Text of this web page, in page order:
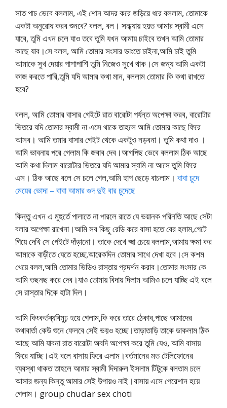
সাত পাচ ভেবে বললাম, এই শোন আদর করে জড়িয়ে ধরে বললাম, তোমাকে
একটা অনুরোধ করব শুনবে? বলল, বল। সন্ধ্যায় হয়ত আমার স্বামী এসে
যাবে, তুমি এখন চলে যাও তবে তুমি যখন আমায় চাইবে তখন আমি তোমার
কাছে যাব।সে বলল, আমি তোমার সংসার ভাংতে চাইনা,আমি চাই তুমি
আমাকে সুখ দেয়ার পাশাপাশি তুমি নিজেও সুখে থাক।সে জন্য আমি একটা
কাজ করতে পারি,তুমি যদি আমার কথা মান, বললাম তোমার কি কথা রাখতে
হবে?
বলল, আমি তোমার বাসার গেইটে রাত বারোটা পর্যন্ত অপেক্ষা করব, বারোটার
ভিতরে যদি তোমার স্বামী না এসে থাকে তাহলে আমি তোমার কাছে ফিরে
আসব। আমি তমার বাসার গেইট থেকে একটুও নড়বনা। তুমি কথা দাও ।
আমি ভাবনায় পরে গেলাম কি জবাব দেব।আগপিছ ভেবে বললাম ঠিক আছে
আমি কথা দিলাম বারোটার ভিতরে যদি আমার স্বামি না আসে তুমি ফিরে
এস। ঠিক আছে বলে সে চলে গেল,আমি হাপ ছেড়ে বাচলাম। বাবা চুদে
মেয়ের ভোদা – বাবা আমার গুদ দুই বার চুদেছে
কিন্তু এখন এ মুহুর্তে পালাতে না পারলে রাতে যে ভয়ানক পরিনতি আছে সেটা
বলার অপেক্ষা রাখেনা।আমি সব কিছু রেডি করে বাসা হতে বের হলাম,গেটে
গিয়ে দেখি সে গেইটে দাঁড়ানো। তাকে দেখে ক্ষ্মা চেয়ে বললাম,আমায় ক্ষমা কর
আমাকে বাড়ীতে যেতে হচ্ছে,আরেকদিন তোমার সাথে দেখা হবে।সে কশম
খেয়ে বলল,আমি তোমার ভিডিও রাস্তায় প্রদর্শন করাব।তোমার সংসার কে
আমি তছনছ করে দেব।যাও তোমায় বিদায় দিলাম আমিও চলে যাচ্ছি এই বলে
সে রাস্তার দিকে হাটা দিল।
আমি কিংকর্তব্যবিমুঢ় হয়ে গেলাম,কি করে তারে ঠেকাব,পাছে আমাদের
কথাবার্তা কেউ শুনে ফেলবে সেই ভয়ও হচ্ছে।তাড়াতাড়ি তাকে ডাকলাম ঠিক
আছে আমি যাবনা রাত বারোটা অবদি অপেক্ষা করে তুমি যেও, আমি বাসায়
ফিরে যাচ্ছি।এই বলে বাসায় ফিরে এলাম।বর্তমানের মত টেলিফোনের
ব্যবস্থা থাকত তাহলে আমার স্বামী দিদারুল ইসলাম টিটুকে বলতাম চলে
আসার জন্য কিন্তু আমার সেই উপায়ও নাই।বাসায় এসে পেরেশান হয়ে
গেলাম। group chudar sex choti